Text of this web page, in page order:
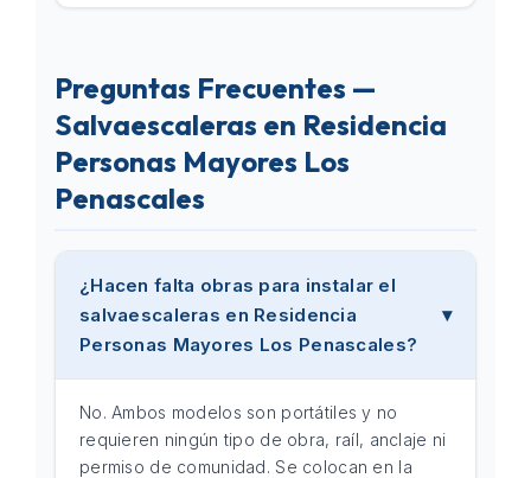
Preguntas Frecuentes —
Salvaescaleras en Residencia
Personas Mayores Los
Penascales
¿Hacen falta obras para instalar el
salvaescaleras en Residencia
Personas Mayores Los Penascales?
No. Ambos modelos son portátiles y no
requieren ningún tipo de obra, raíl, anclaje ni
permiso de comunidad. Se colocan en la